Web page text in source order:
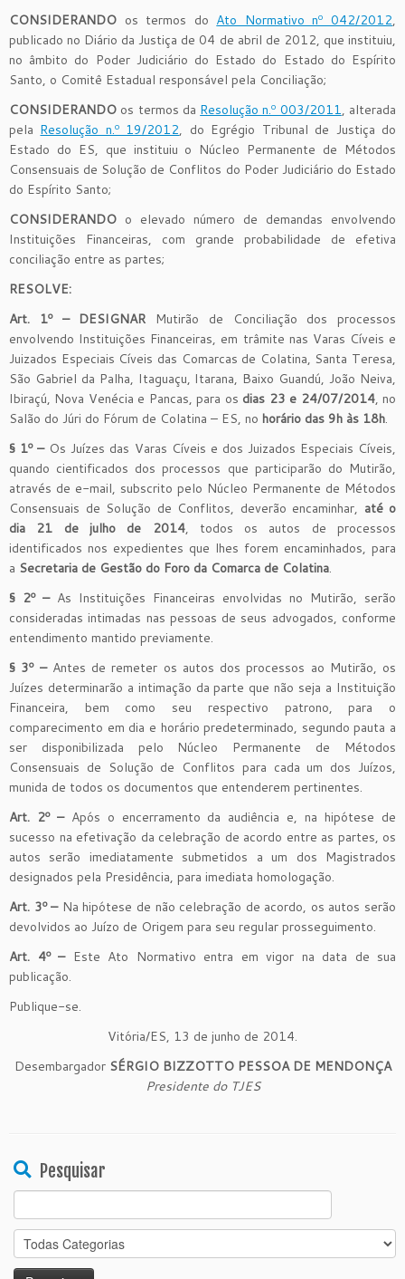
CONSIDERANDO os termos do Ato Normativo nº 042/2012,
publicado no Diário da Justiça de 04 de abril de 2012, que instituiu,
no âmbito do Poder Judiciário do Estado do Estado do Espírito
Santo, o Comitê Estadual responsável pela Conciliação;
CONSIDERANDO os termos da Resolução n.º 003/2011, alterada
pela Resolução n.º 19/2012, do Egrégio Tribunal de Justiça do
Estado do ES, que instituiu o Núcleo Permanente de Métodos
Consensuais de Solução de Conflitos do Poder Judiciário do Estado
do Espírito Santo;
CONSIDERANDO o elevado número de demandas envolvendo
Instituições Financeiras, com grande probabilidade de efetiva
conciliação entre as partes;
RESOLVE:
Art. 1º – DESIGNAR Mutirão de Conciliação dos processos
envolvendo Instituições Financeiras, em trâmite nas Varas Cíveis e
Juizados Especiais Cíveis das Comarcas de Colatina, Santa Teresa,
São Gabriel da Palha, Itaguaçu, Itarana, Baixo Guandú, João Neiva,
Ibiraçú, Nova Venécia e Pancas, para os dias 23 e 24/07/2014, no
Salão do Júri do Fórum de Colatina – ES, no horário das 9h às 18h.
§ 1º – Os Juízes das Varas Cíveis e dos Juizados Especiais Cíveis,
quando cientificados dos processos que participarão do Mutirão,
através de e-mail, subscrito pelo Núcleo Permanente de Métodos
Consensuais de Solução de Conflitos, deverão encaminhar, até o
dia 21 de julho de 2014, todos os autos de processos
identificados nos expedientes que lhes forem encaminhados, para
a Secretaria de Gestão do Foro da Comarca de Colatina.
§ 2º – As Instituições Financeiras envolvidas no Mutirão, serão
consideradas intimadas nas pessoas de seus advogados, conforme
entendimento mantido previamente.
§ 3º – Antes de remeter os autos dos processos ao Mutirão, os
Juízes determinarão a intimação da parte que não seja a Instituição
Financeira, bem como seu respectivo patrono, para o
comparecimento em dia e horário predeterminado, segundo pauta a
ser disponibilizada pelo Núcleo Permanente de Métodos
Consensuais de Solução de Conflitos para cada um dos Juízos,
munida de todos os documentos que entenderem pertinentes.
Art. 2º – Após o encerramento da audiência e, na hipótese de
sucesso na efetivação da celebração de acordo entre as partes, os
autos serão imediatamente submetidos a um dos Magistrados
designados pela Presidência, para imediata homologação.
Art. 3º – Na hipótese de não celebração de acordo, os autos serão
devolvidos ao Juízo de Origem para seu regular prosseguimento.
Art. 4º – Este Ato Normativo entra em vigor na data de sua
publicação.
Publique-se.
Vitória/ES, 13 de junho de 2014.
Desembargador SÉRGIO BIZZOTTO PESSOA DE MENDONÇA
Presidente do TJES
Pesquisar
Search
for: